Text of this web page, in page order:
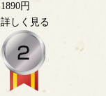
1890円
詳しく見る